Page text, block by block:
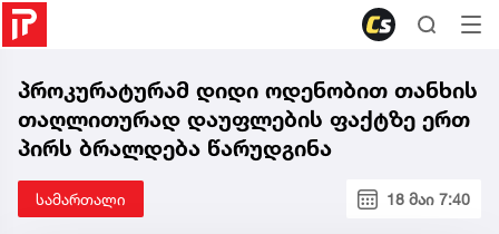
პროკურატურამ დიდი ოდენობით თანხის
თაღლითურად დაუფლების ფაქტზე ერთ
პირს ბრალდება წარუდგინა
სამართალი 18 მაი 7:40